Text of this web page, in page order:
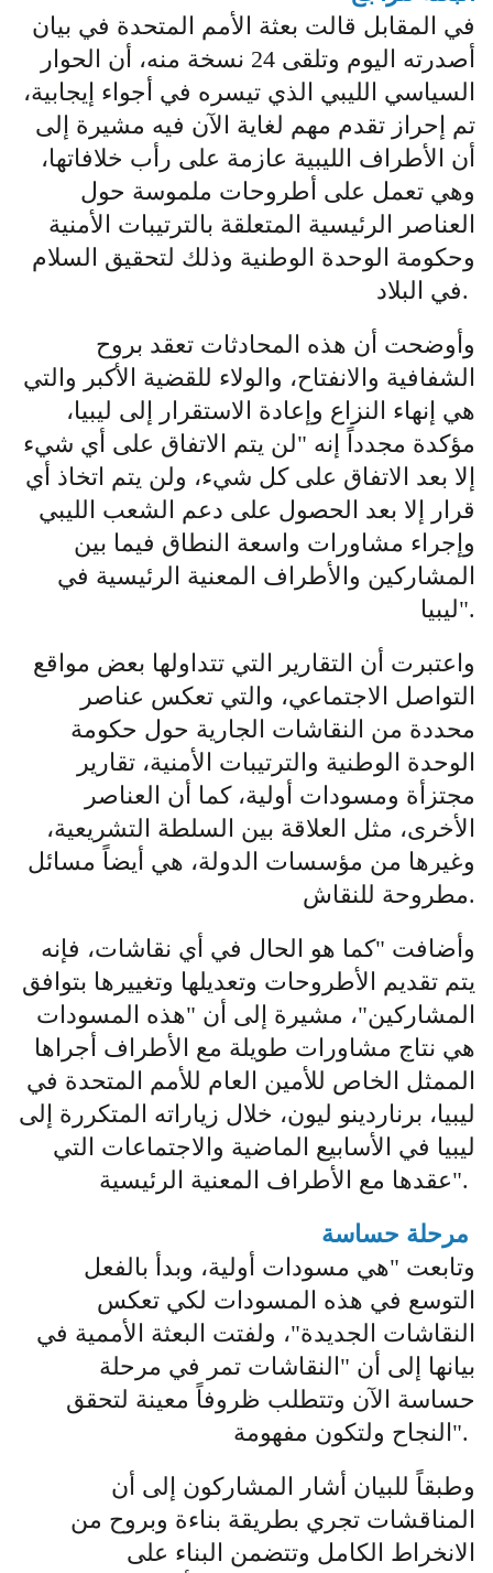
في المقابل قالت بعثة الأمم المتحدة في بيان
أصدرته اليوم وتلقى 24 نسخة منه، أن الحوار
السياسي الليبي الذي تيسره في أجواء إيجابية،
تم إحراز تقدم مهم لغاية الآن فيه مشيرة إلى
أن الأطراف الليبية عازمة على رأب خلافاتها،
وهي تعمل على أطروحات ملموسة حول
العناصر الرئيسية المتعلقة بالترتيبات الأمنية
وحكومة الوحدة الوطنية وذلك لتحقيق السلام
في البلاد.
وأوضحت أن هذه المحادثات تعقد بروح
الشفافية والانفتاح، والولاء للقضية الأكبر والتي
هي إنهاء النزاع وإعادة الاستقرار إلى ليبيا،
مؤكدة مجدداً إنه "لن يتم الاتفاق على أي شيء
إلا بعد الاتفاق على كل شيء، ولن يتم اتخاذ أي
قرار إلا بعد الحصول على دعم الشعب الليبي
وإجراء مشاورات واسعة النطاق فيما بين
المشاركين والأطراف المعنية الرئيسية في
ليبيا".
واعتبرت أن التقارير التي تتداولها بعض مواقع
التواصل الاجتماعي، والتي تعكس عناصر
محددة من النقاشات الجارية حول حكومة
الوحدة الوطنية والترتيبات الأمنية، تقارير
مجتزأة ومسودات أولية، كما أن العناصر
الأخرى، مثل العلاقة بين السلطة التشريعية،
وغيرها من مؤسسات الدولة، هي أيضاً مسائل
مطروحة للنقاش.
وأضافت "كما هو الحال في أي نقاشات، فإنه
يتم تقديم الأطروحات وتعديلها وتغييرها بتوافق
المشاركين"، مشيرة إلى أن "هذه المسودات
هي نتاج مشاورات طويلة مع الأطراف أجراها
الممثل الخاص للأمين العام للأمم المتحدة في
ليبيا، برناردينو ليون، خلال زياراته المتكررة إلى
ليبيا في الأسابيع الماضية والاجتماعات التي
عقدها مع الأطراف المعنية الرئيسية".
وتابعت "هي مسودات أولية، وبدأ بالفعل
التوسع في هذه المسودات لكي تعكس
النقاشات الجديدة"، ولفتت البعثة الأممية في
بيانها إلى أن "النقاشات تمر في مرحلة
حساسة الآن وتتطلب ظروفاً معينة لتحقق
النجاح ولتكون مفهومة".
وطبقاً للبيان أشار المشاركون إلى أن
المناقشات تجري بطريقة بناءة وبروح من
الانخراط الكامل وتتضمن البناء على